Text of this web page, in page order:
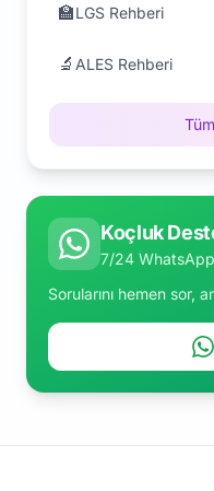
🏫LGS Rehberi
🔬 ALES Rehberi
Koçluk
7/24 WhatsApp
Sorularını hemen sor,